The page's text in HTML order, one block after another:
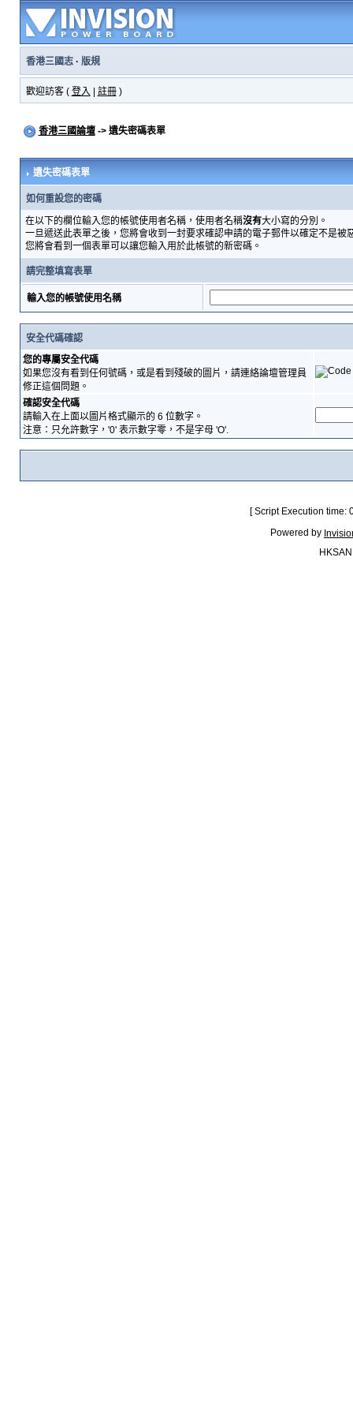
香港三國志· 版規
歡迎訪客 ( 登入 註冊)
香港三國論壇-> 遺失密碼表單
遺失密碼表單
如何重設您的密碼
在以下的欄位輸入您的帳號使用者名稱，使用者名稱沒有大小寫的分別。
一旦遞送此表單之後，您將會收到一封要求確認申請的電子郵件以確定不是
您將會看到一個表單可以讓您輸入用於此帳號的新密碼。
請完整填寫表單
輸入您的帳號使用名稱
安全代碼確認
您的專屬安全代碼
如果您沒有看到任何號碼，或是看到殘破的圖片，請連絡論壇管理員
修正這個問題。
確認安全代碼
請輸入在上面以圖片格式顯示的 6 位數字。
注意：只允許數字，'0' 表示數字零，不是字母 'O'.
[ Script Execution
Powered by